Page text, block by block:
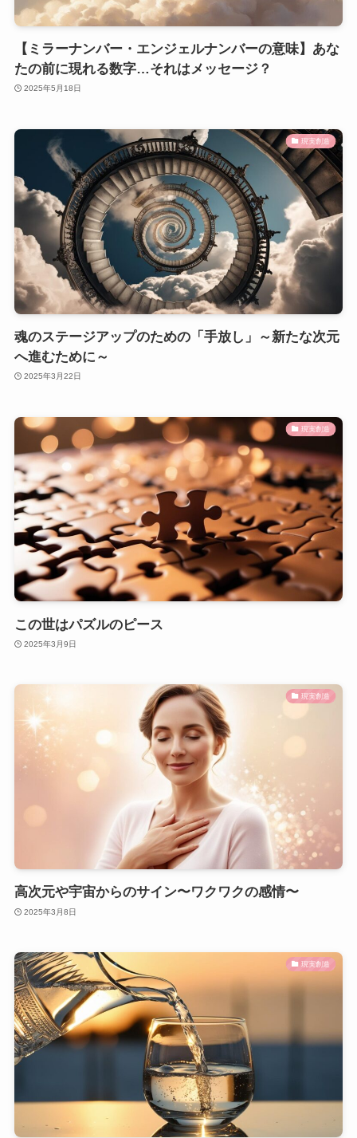
【ミラーナンバー・エンジェルナンバーの意味】あな
たの前に現れる数字…それはメッセージ？
2025年5月18日
現実創造
魂のステージアップのための「手放し」～新たな次元
へ進むために～
2025年3月22日
現実創造
この世はパズルのピース
2025年3月9日
現実創造
高次元や宇宙からのサイン〜ワクワクの感情〜
2025年3月8日
現実創造